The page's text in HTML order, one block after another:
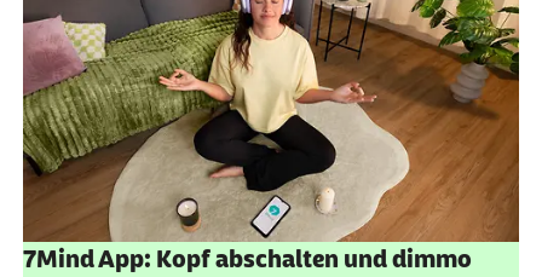
7Mind App: Kopf abschalten und dimmo